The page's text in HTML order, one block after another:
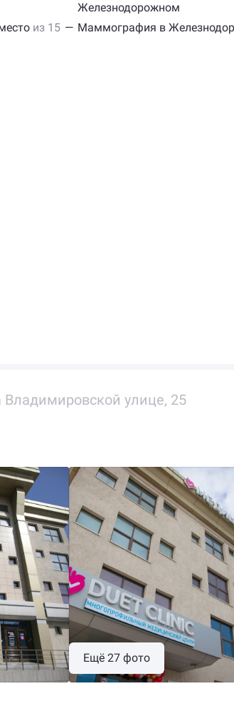
Железнодорожном
из 15 — Маммография в
улице, 25
Ещё 27 фото